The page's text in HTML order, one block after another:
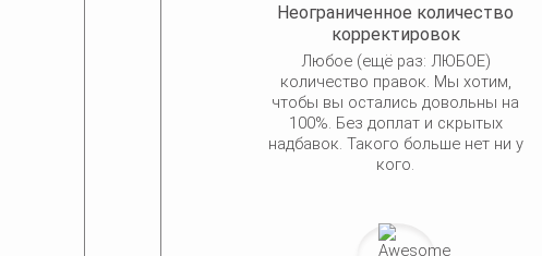
Неограниченное количество
корректировок
Любое (ещё раз: ЛЮБОЕ)
количество правок. Мы хотим,
чтобы вы остались довольны на
100%. Без доплат и скрытых
надбавок. Такого больше нет ни у
кого.